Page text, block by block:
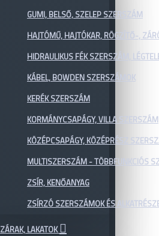
GUMI, BELSŐ, SZELEP SZERSZÁM
HAJTÓMŰ, HAJTÓKAR, RÖGZÍTŐ-,
HIDRAULIKUS FÉK SZERSZÁM,
KÁBEL, BOWDEN SZERSZÁMOK
KERÉK SZERSZÁM
KORMÁNYCSAPÁGY, VILLA SZERSZÁM
KÖZÉPCSAPÁGY, KÖZÉPRÉSZ
MULTISZERSZÁM - TÖBBFUNKCIÓS
ZSÍR, KENŐANYAG
ZSÍRZÓ SZERSZÁMOK ÉS
ZÁRAK, LAKATOK